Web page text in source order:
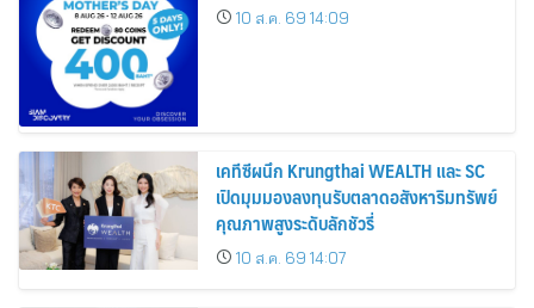
10 ส.ค. 69 14:09
เคทีซีผนึก Krungthai WEALTH และ SC
เปิดมุมมองลงทุนรับตลาดอสังหาริมทรัพย์
คุณภาพสูงระดับลักชัวรี่
10 ส.ค. 69 14:07